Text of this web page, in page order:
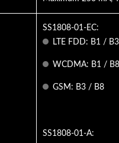
SS1808-01-EC:
LTE FDD: B1 /
WCDMA: B1 / B8
GSM: B3 / B8
SS1808-01-A: